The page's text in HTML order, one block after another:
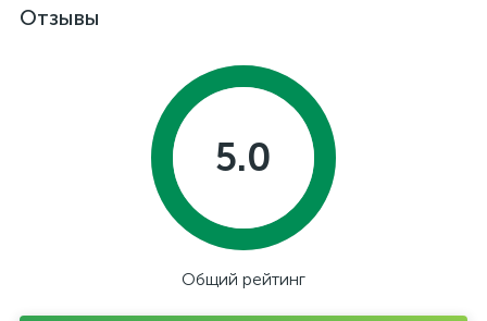
Отзывы
5.0
Общий рейтинг